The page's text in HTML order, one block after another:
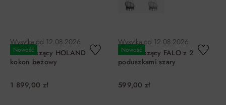
Nowość
Wysyłka od 12.08.2026
Fotel wiszący HOLAND
kokon beżowy
1 899,00 zł
Nowość
Wysyłka od 12.08.2026
Fotel wiszący FALO z 2
poduszkami szary
599,00 zł